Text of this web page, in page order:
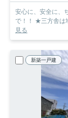
安心に、安全に、
で！！ ★三
見る
新築一戸建